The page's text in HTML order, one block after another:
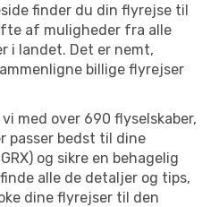
finder du din flyrejse til
af muligheder fra alle
i landet. Det er nemt,
billige flyrejser
med over 690 flyselskaber,
passer bedst til dine
og sikre en behagelig
alle de detaljer og tips,
dine flyrejser til den